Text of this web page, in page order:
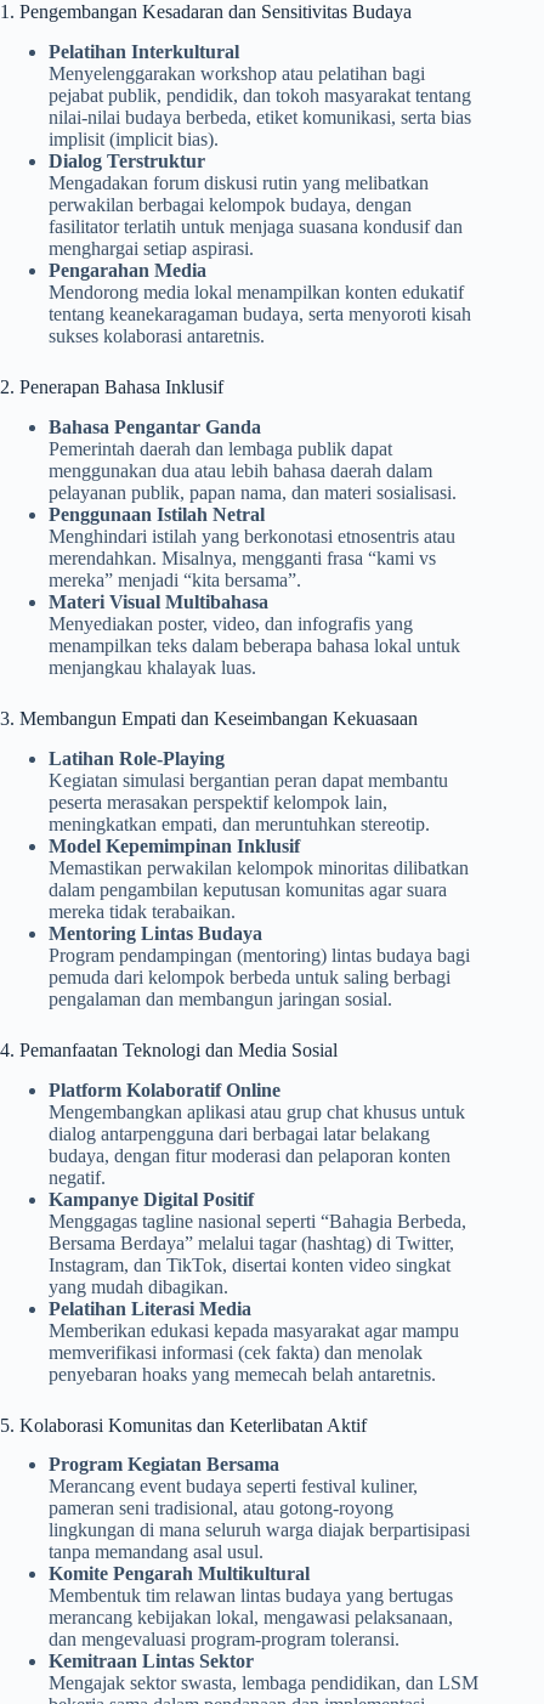
1. Pengembangan Kesadaran dan Sensitivitas Budaya
Pelatihan Interkultural
Menyelenggarakan workshop atau pelatihan bagi
pejabat publik, pendidik, dan tokoh masyarakat tentang
nilai-nilai budaya berbeda, etiket komunikasi, serta bias
implisit (implicit bias).
Dialog Terstruktur
Mengadakan forum diskusi rutin yang melibatkan
perwakilan berbagai kelompok budaya, dengan
fasilitator terlatih untuk menjaga suasana kondusif dan
menghargai setiap aspirasi.
Pengarahan Media
Mendorong media lokal menampilkan konten edukatif
tentang keanekaragaman budaya, serta menyoroti kisah
sukses kolaborasi antaretnis.
2. Penerapan Bahasa Inklusif
Bahasa Pengantar Ganda
Pemerintah daerah dan lembaga publik dapat
menggunakan dua atau lebih bahasa daerah dalam
pelayanan publik, papan nama, dan materi sosialisasi.
Penggunaan Istilah Netral
Menghindari istilah yang berkonotasi etnosentris atau
merendahkan. Misalnya, mengganti frasa “kami vs
mereka” menjadi “kita bersama”.
Materi Visual Multibahasa
Menyediakan poster, video, dan infografis yang
menampilkan teks dalam beberapa bahasa lokal untuk
menjangkau khalayak luas.
3. Membangun Empati dan Keseimbangan Kekuasaan
Latihan Role-Playing
Kegiatan simulasi bergantian peran dapat membantu
peserta merasakan perspektif kelompok lain,
meningkatkan empati, dan meruntuhkan stereotip.
Model Kepemimpinan Inklusif
Memastikan perwakilan kelompok minoritas dilibatkan
dalam pengambilan keputusan komunitas agar suara
mereka tidak terabaikan.
Mentoring Lintas Budaya
Program pendampingan (mentoring) lintas budaya bagi
pemuda dari kelompok berbeda untuk saling berbagi
pengalaman dan membangun jaringan sosial.
4. Pemanfaatan Teknologi dan Media Sosial
Platform Kolaboratif Online
Mengembangkan aplikasi atau grup chat khusus untuk
dialog antarpengguna dari berbagai latar belakang
budaya, dengan fitur moderasi dan pelaporan konten
negatif.
Kampanye Digital Positif
Menggagas tagline nasional seperti “Bahagia Berbeda,
Bersama Berdaya” melalui tagar (hashtag) di Twitter,
Instagram, dan TikTok, disertai konten video singkat
yang mudah dibagikan.
Pelatihan Literasi Media
Memberikan edukasi kepada masyarakat agar mampu
memverifikasi informasi (cek fakta) dan menolak
penyebaran hoaks yang memecah belah antaretnis.
5. Kolaborasi Komunitas dan Keterlibatan Aktif
Program Kegiatan Bersama
Merancang event budaya seperti festival kuliner,
pameran seni tradisional, atau gotong-royong
lingkungan di mana seluruh warga diajak berpartisipasi
tanpa memandang asal usul.
Komite Pengarah Multikultural
Membentuk tim relawan lintas budaya yang bertugas
merancang kebijakan lokal, mengawasi pelaksanaan,
dan mengevaluasi program-program toleransi.
Kemitraan Lintas Sektor
Mengajak sektor swasta, lembaga pendidikan, dan LSM